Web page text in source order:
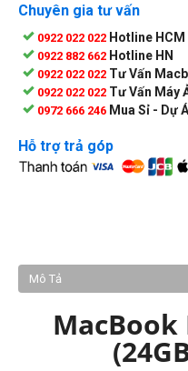
Chuyên gia tư vấn
0922 022 022 Hotline HCM
0922 882 662 Hotline HN
0922 022 022 Tư Vấn
0922 022 022 Tư Vấn Máy
0972 666 246 Mua Sỉ - Dự
Hỗ trợ trả góp
Mô Tả
MacBook